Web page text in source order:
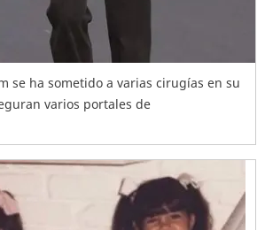
se ha sometido a varias cirugías en su
varios portales de